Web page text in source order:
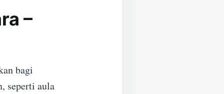
–
bagi
seperti aula